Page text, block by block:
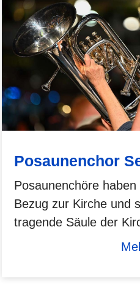
Posaunenchor
Posaunenchöre haben
Bezug zur Kirche und
tragende Säule der